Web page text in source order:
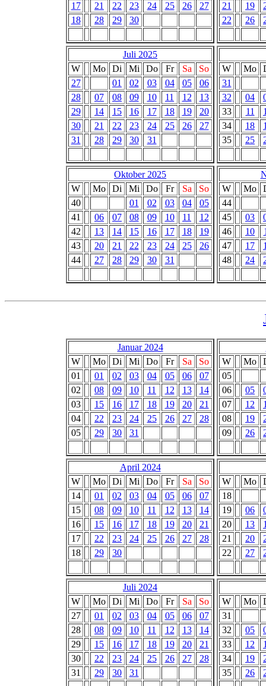
17
21 22 23 24 25 26
27
18
28 29 30
21
19
22
26
Juli 2025
W
Mo Di Mi Do Fr Sa
So
27
01 02 03 04 05
06
28
07 08 09 10 11 12
13
29
14 15 16 17 18 19
20
30
21 22 23 24 25 26
27
31
28 29 30 31
W Mo
31
32
04
33
11
34
18
35
25
Oktober 2025
W
Mo Di Mi Do Fr Sa
So
40
01 02 03 04
05
41
06 07 08 09 10 11
12
42
13 14 15 16 17 18
19
43
20 21 22 23 24 25
26
44
27 28 29 30 31
W
Mo
44
45
03
46
10
47
17
48
24
Januar 2024
W
Mo Di Mi Do Fr Sa
So
01
01 02 03 04 05 06
07
02
08 09 10 11 12 13
14
03
15 16 17 18 19 20
21
04
22 23 24 25 26 27
28
05
29 30 31
W
Mo
05
06
05
07
12
08
19
09
26
April 2024
W
Mo Di Mi Do Fr Sa
So
14
01 02 03 04 05 06
07
15
08 09 10 11 12 13
14
16
15 16 17 18 19 20
21
17
22 23 24 25 26 27
28
18
29 30
W Mo
18
19
06
20
13
21
20
22
27
Juli 2024
W
Mo Di Mi Do Fr Sa
So
27
01 02 03 04 05 06
07
28
08 09 10 11 12 13
14
29
15 16 17 18 19 20
21
30
22 23 24 25 26 27
28
31
29 30 31
W Mo
31
32
05
33
12
34
19
35
26